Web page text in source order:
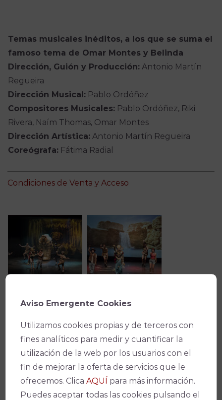
Temas musicales inéditos, a los que se suma el
famoso tema de Omar Montes y Belinda
Dirección, Guión y Producción:Antonio Martín
Regueira
Dirección Musical:Pablo Ordóñez
Compositores Musicales:Pablo Ordóñez, Riki
Rivera, Naím Thomas, Omar Montes
Dirección Artística:Antonio Martín Regueira
Coreógrafa:Fátima Radial
Condiciones de Venta y Acceso
Ficha técnica
Teatro
Gran Teatro
Aviso Emergente Cookies
Utilizamos cookies propias y de terceros con
fines analíticos para medir y cuantificar la
utilización de la web por los usuarios con el
fin de mejorar la oferta de servicios que le
ofrecemos. ClicaAQUÍ para más información.
Puedes aceptar todas las cookies pulsando el